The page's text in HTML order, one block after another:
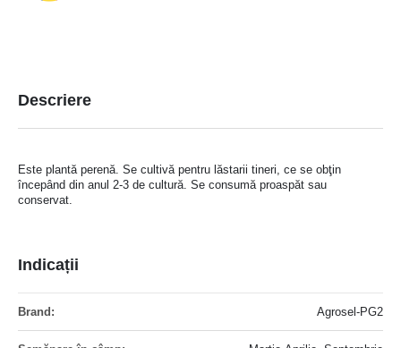
Descriere
Este plantă perenă. Se cultivă pentru lăstarii tineri, ce se obţin
începând din anul 2-3 de cultură. Se consumă proaspăt sau
conservat.
Indicații
Agrosel-PG2